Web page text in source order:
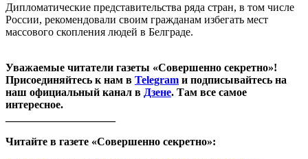
Дипломатические представительства ряда стран, в том числе
России, рекомендовали своим гражданам избегать мест
массового скопления людей в Белграде.
Уважаемые читатели газеты «Совершенно секретно»!
Присоединяйтесь к нам в Telegram и подписывайтесь на
наш официальный канал в Дзене. Там все самое
интересное.
Читайте в газете «Совершенно секретно»: